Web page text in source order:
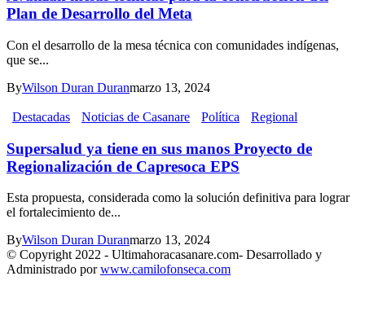
Plan de Desarrollo del Meta
Con el desarrollo de la mesa técnica con comunidades indígenas,
que se...
ByWilson Duran Duranmarzo 13, 2024
Destacadas Noticias de Casanare Política Regional
Supersalud ya tiene en sus manos Proyecto de
Regionalización de Capresoca EPS
Esta propuesta, considerada como la solución definitiva para lograr
el fortalecimiento de...
ByWilson Duran Duranmarzo 13, 2024
© Copyright 2022 - Ultimahoracasanare.com- Desarrollado y
Administrado porwww.camilofonseca.com